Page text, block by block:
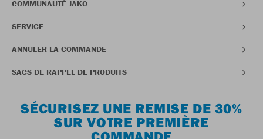
COMMUNAUTÉ JAKO
SERVICE
ANNULER LA COMMANDE
SACS DE RAPPEL DE PRODUITS
SÉCURISEZ UNE REMISE DE 30%
SUR VOTRE PREMIÈRE